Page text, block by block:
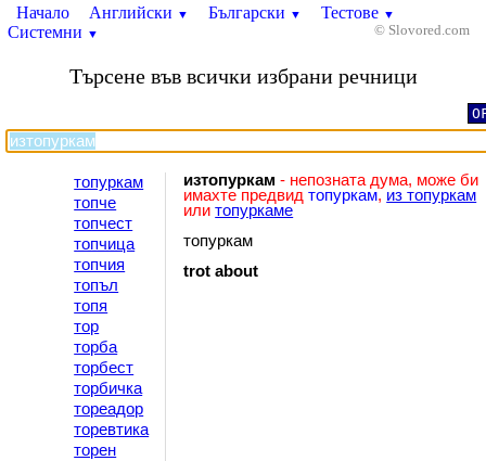
Начало Английски ▼ Български ▼ Тестове ▼
Системни ▼ © Slovored.com
Търсене във всички избрани речници
топуркам
топче
топчест
топчица
топчия
топъл
топя
тор
торба
торбест
торбичка
тореадор
торевтика
торен
изтопуркам - непозната дума, може би
имахте предвидтопуркам, из топуркам
илитопуркаме
топуркам
trot about